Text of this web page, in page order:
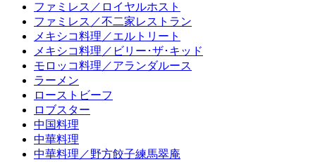
ファミレス／ロイヤルホスト
ファミレス／不二家レストラン
メキシコ料理／エルトリート
メキシコ料理／ビリー･ザ･キッド
モロッコ料理／アランダルース
ラーメン
ローストビーフ
ロブスター
中国料理
中華料理
中華料理／野方餃子練馬翠庵